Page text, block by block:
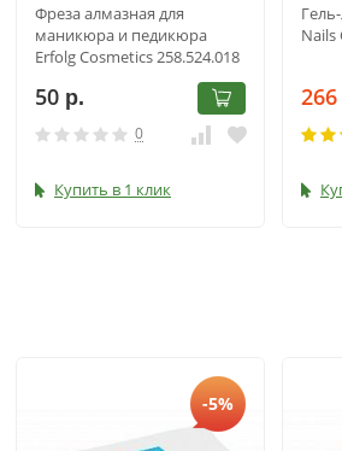
Фреза алмазная для
маникюра и педикюра
Erfolg Cosmetics 258.524.018
50 р.
0
Купить в 1 клик
Nails
266
-5%